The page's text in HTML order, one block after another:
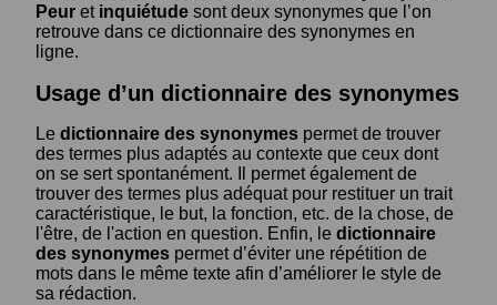
Peur et inquiétude sont deux synonymes que l’on
retrouve dans ce dictionnaire des synonymes en
ligne.
Usage d’un dictionnaire des synonymes
Le dictionnaire des synonymes permet de trouver
des termes plus adaptés au contexte que ceux dont
on se sert spontanément. Il permet également de
trouver des termes plus adéquat pour restituer un trait
caractéristique, le but, la fonction, etc. de la chose, de
l'être, de l'action en question. Enfin, le dictionnaire
des synonymes permet d’éviter une répétition de
mots dans le même texte afin d’améliorer le style de
sa rédaction.